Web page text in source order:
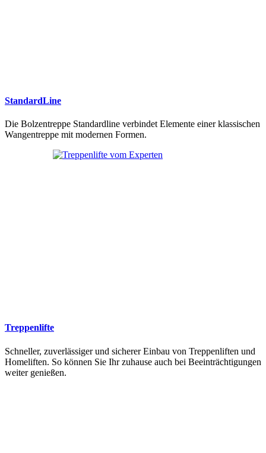
StandardLine
Die Bolzentreppe Standardline verbindet Elemente einer klassischen
Wangentreppe mit modernen Formen.
Treppenlifte
Schneller, zuverlässiger und sicherer Einbau von Treppenliften und
Homeliften. So können Sie Ihr zuhause auch bei Beeinträchtigungen
weiter genießen.